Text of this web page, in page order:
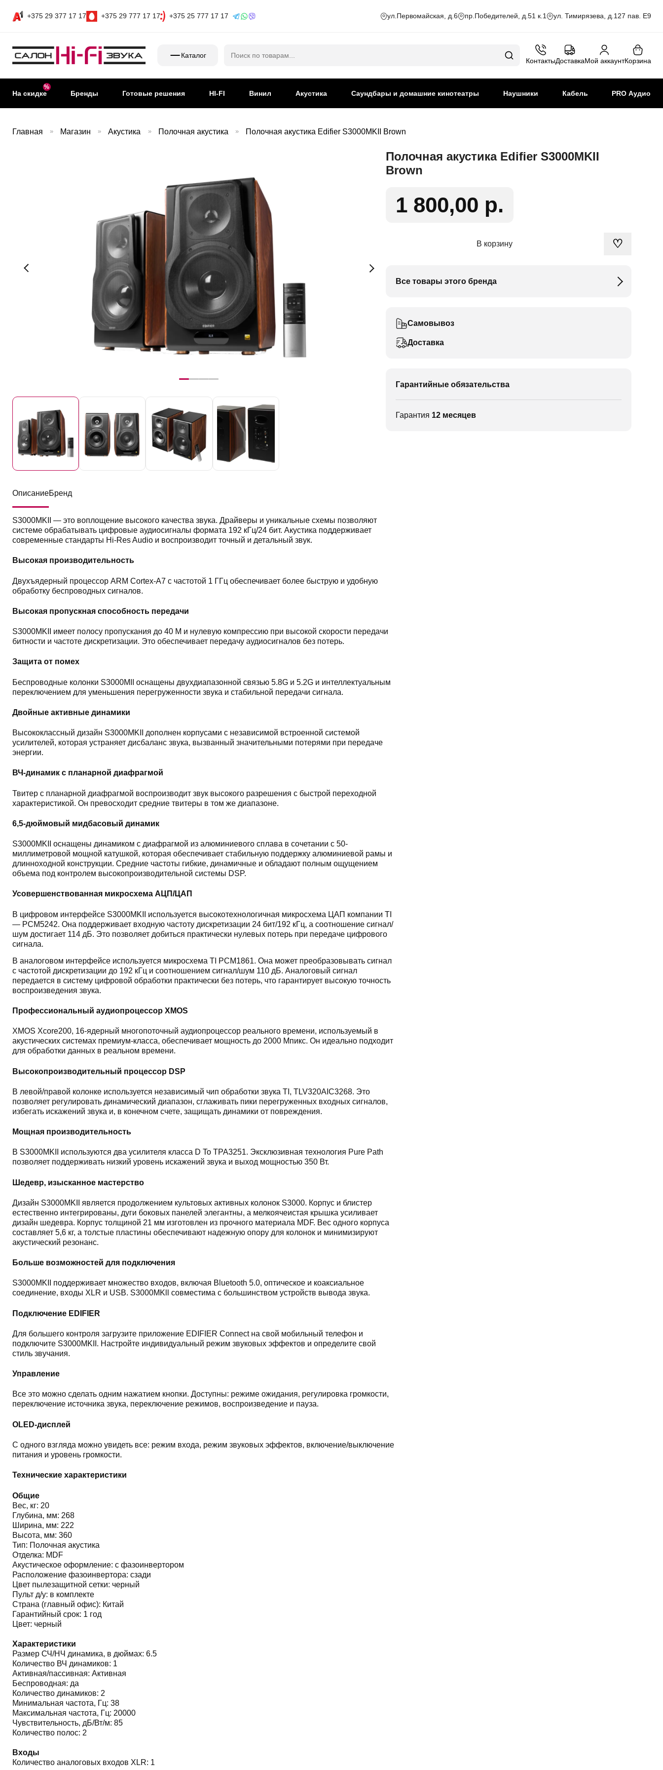
+375 29 377 17 17 +375 29 777 17 17 +375 25 777 17 17 ул.Первомайская, д.6 пр.Победителей, д.51 к.1 ул. Тимирязева, д.127 пав. Е9
Каталог
КонтактыДоставкаМой аккаунтКорзина
На скидке Бренды Готовые решения HI-FI Винил Акустика Саундбары и домашние кинотеатры Наушники Кабель PRO Аудио
Главная » Магазин » Акустика » Полочная акустика » Полочная акустика Edifier S3000MKII Brown
Полочная акустика Edifier S3000MKII
Brown
1 800,00 р.
В корзину ♡
Все товары этого бренда
Самовывоз
Доставка
Гарантийные обязательства
Гарантия 12 месяцев
ОписаниеБренд
S3000MKII — это воплощение высокого качества звука. Драйверы и уникальные схемы позволяют
системе обрабатывать цифровые аудиосигналы формата 192 кГц/24 бит. Акустика поддерживает
современные стандарты Hi-Res Audio и воспроизводит точный и детальный звук.
Высокая производительность
Двухъядерный процессор ARM Cortex-A7 с частотой 1 ГГц обеспечивает более быструю и удобную
обработку беспроводных сигналов.
Высокая пропускная способность передачи
S3000MKII имеет полосу пропускания до 40 М и нулевую компрессию при высокой скорости передачи
битности и частоте дискретизации. Это обеспечивает передачу аудиосигналов без потерь.
Защита от помех
Беспроводные колонки S3000MII оснащены двухдиапазонной связью 5.8G и 5.2G и интеллектуальным
переключением для уменьшения перегруженности звука и стабильной передачи сигнала.
Двойные активные динамики
Высококлассный дизайн S3000MKII дополнен корпусами с независимой встроенной системой
усилителей, которая устраняет дисбаланс звука, вызванный значительными потерями при передаче
энергии.
ВЧ-динамик с планарной диафрагмой
Твитер с планарной диафрагмой воспроизводит звук высокого разрешения с быстрой переходной
характеристикой. Он превосходит средние твитеры в том же диапазоне.
6,5-дюймовый мидбасовый динамик
S3000MKII оснащены динамиком с диафрагмой из алюминиевого сплава в сочетании с 50-
миллиметровой мощной катушкой, которая обеспечивает стабильную поддержку алюминиевой рамы и
длинноходной конструкции. Средние частоты гибкие, динамичные и обладают полным ощущением
объема под контролем высокопроизводительной системы DSP.
Усовершенствованная микросхема АЦП/ЦАП
В цифровом интерфейсе S3000MKII используется высокотехнологичная микросхема ЦАП компании TI
— PCM5242. Она поддерживает входную частоту дискретизации 24 бит/192 кГц, а соотношение сигнал/
шум достигает 114 дБ. Это позволяет добиться практически нулевых потерь при передаче цифрового
сигнала.
В аналоговом интерфейсе используется микросхема TI PCM1861. Она может преобразовывать сигнал
с частотой дискретизации до 192 кГц и соотношением сигнал/шум 110 дБ. Аналоговый сигнал
передается в систему цифровой обработки практически без потерь, что гарантирует высокую точность
воспроизведения звука.
Профессиональный аудиопроцессор XMOS
XMOS Xcore200, 16-ядерный многопоточный аудиопроцессор реального времени, используемый в
акустических системах премиум-класса, обеспечивает мощность до 2000 Мпикс. Он идеально подходит
для обработки данных в реальном времени.
Высокопроизводительный процессор DSP
В левой/правой колонке используется независимый чип обработки звука TI, TLV320AIC3268. Это
позволяет регулировать динамический диапазон, сглаживать пики перегруженных входных сигналов,
избегать искажений звука и, в конечном счете, защищать динамики от повреждения.
Мощная производительность
В S3000MKII используются два усилителя класса D To TPA3251. Эксклюзивная технология Pure Path
позволяет поддерживать низкий уровень искажений звука и выход мощностью 350 Вт.
Шедевр, изысканное мастерство
Дизайн S3000MKII является продолжением культовых активных колонок S3000. Корпус и блистер
естественно интегрированы, дуги боковых панелей элегантны, а мелкоячеистая крышка усиливает
дизайн шедевра. Корпус толщиной 21 мм изготовлен из прочного материала MDF. Вес одного корпуса
составляет 5,6 кг, а толстые пластины обеспечивают надежную опору для колонок и минимизируют
акустический резонанс.
Больше возможностей для подключения
S3000MKII поддерживает множество входов, включая Bluetooth 5.0, оптическое и коаксиальное
соединение, входы XLR и USB. S3000MKll совместима с большинством устройств вывода звука.
Подключение EDIFIER
Для большего контроля загрузите приложение EDIFIER Connect на свой мобильный телефон и
подключите S3000MKII. Настройте индивидуальный режим звуковых эффектов и определите свой
стиль звучания.
Управление
Все это можно сделать одним нажатием кнопки. Доступны: режиме ожидания, регулировка громкости,
переключение источника звука, переключение режимов, воспроизведение и пауза.
OLED-дисплей
С одного взгляда можно увидеть все: режим входа, режим звуковых эффектов, включение/выключение
питания и уровень громкости.
Технические характеристики
Общие
Вес, кг: 20
Глубина, мм: 268
Ширина, мм: 222
Высота, мм: 360
Тип: Полочная акустика
Отделка: MDF
Акустическое оформление: с фазоинвертором
Расположение фазоинвертора: сзади
Цвет пылезащитной сетки: черный
Пульт д/у: в комплекте
Страна (главный офис): Китай
Гарантийный срок: 1 год
Цвет: черный
Характеристики
Размер СЧ/НЧ динамика, в дюймах: 6.5
Количество ВЧ динамиков: 1
Активная/пассивная: Активная
Беспроводная: да
Количество динамиков: 2
Минимальная частота, Гц: 38
Максимальная частота, Гц: 20000
Чувствительность, дБ/Вт/м: 85
Количество полос: 2
Входы
Количество аналоговых входов XLR: 1